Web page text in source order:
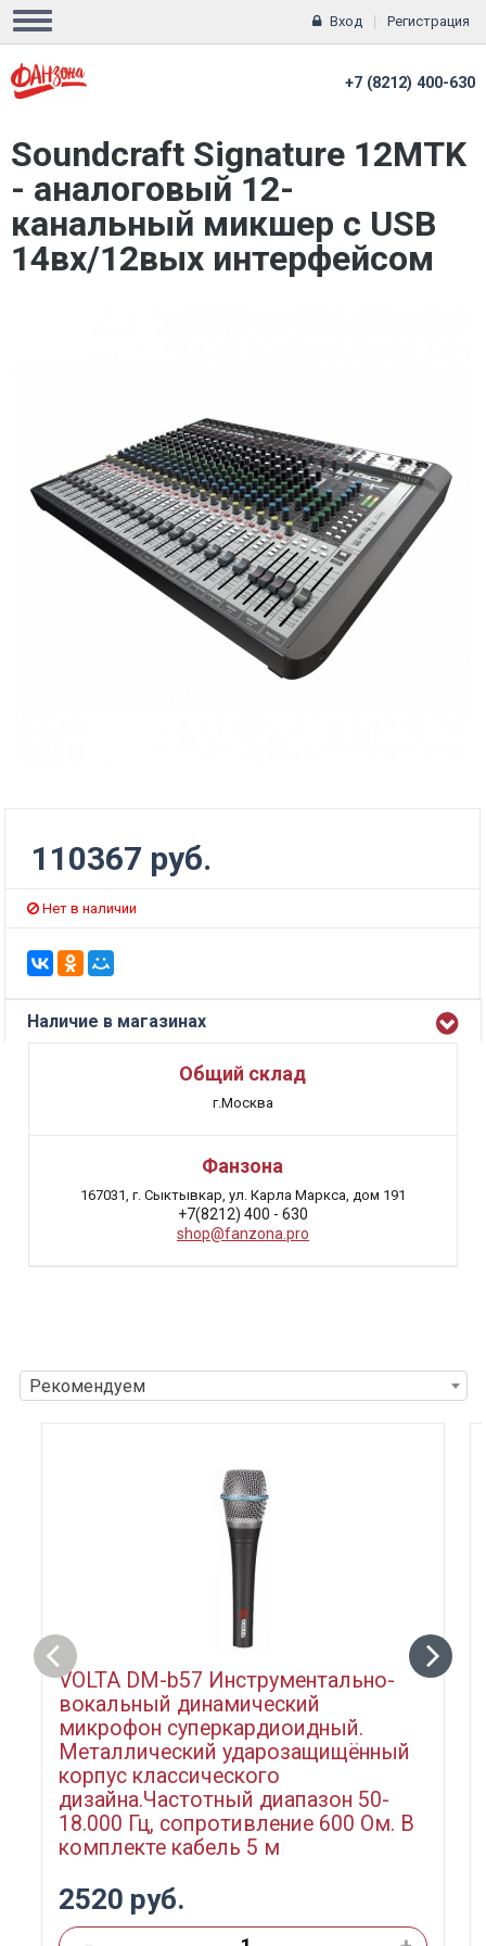
Вход Регистрация
+7 (8212) 400-630
Soundcraft Signature 12MTK
- аналоговый 12-
канальный микшер c USB
14вх/12вых интерфейсом
110367 руб.
Нет в наличии
Наличие в магазинах
Общий склад
г.Москва
Фанзона
167031, г. Сыктывкар, ул. Карла Маркса, дом 191
+7(8212) 400 - 630
shop@fanzona.pro
Рекомендуем
VOLTA DM-b57 Инструментально-
вокальный динамический
микрофон суперкардиоидный.
Металлический ударозащищённый
корпус классического
дизайна.Частотный диапазон 50-
18.000 Гц, сопротивление 600 Ом. В
комплекте кабель 5 м
2520 руб.